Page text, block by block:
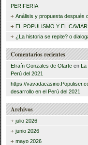
a
:
PERIFERIA
Análisis y propuesta después
EL POPULISMO Y EL
¿La historia se repite? o
Comentarios recientes
Efraín Gonzales de Olarte en
Perú del 2021
https://
desarrollo en el Perú del 2021
Archivos
julio 2026
junio 2026
mayo 2026